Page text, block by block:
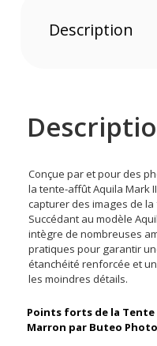
Description
Conçue par et pour des
la tente-affût Aquila Mark
capturer des images de
Succédant au modèle
intègre de nombreuses
pratiques pour garantir
étanchéité renforcée et
les moindres détails.
Points forts de la Tente
Marron par Buteo Photo